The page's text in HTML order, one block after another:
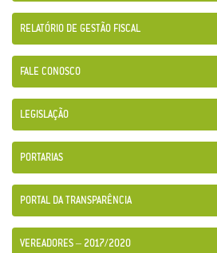
RELATÓRIO DE GESTÃO FISCAL
FALE CONOSCO
LEGISLAÇÃO
PORTARIAS
PORTAL DA TRANSPARÊNCIA
VEREADORES – 2017/2020